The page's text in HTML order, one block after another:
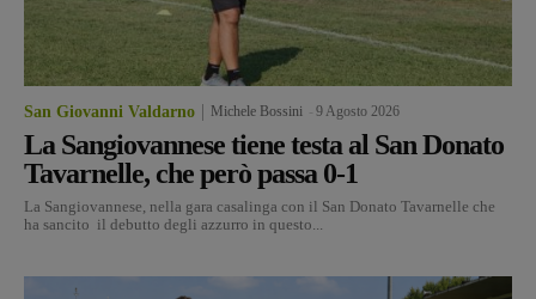
San Giovanni Valdarno Michele Bossini 9 Agosto 2026
La Sangiovannese tiene testa al San Donato
Tavarnelle, che però passa 0-1
La Sangiovannese, nella gara casalinga con il San Donato Tavarnelle che
ha sancito il debutto degli azzurro in questo...